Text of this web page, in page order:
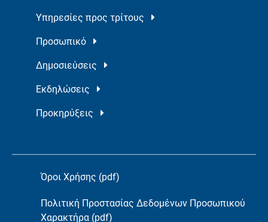
Υπηρεσίες προς τρίτους
Προσωπικό
Δημοσιεύσεις
Εκδηλώσεις
Προκηρύξεις
Όροι Χρήσης (pdf)
Πολιτική Προστασίας Δεδομένων Προσωπικού
Χαρακτήρα (pdf)